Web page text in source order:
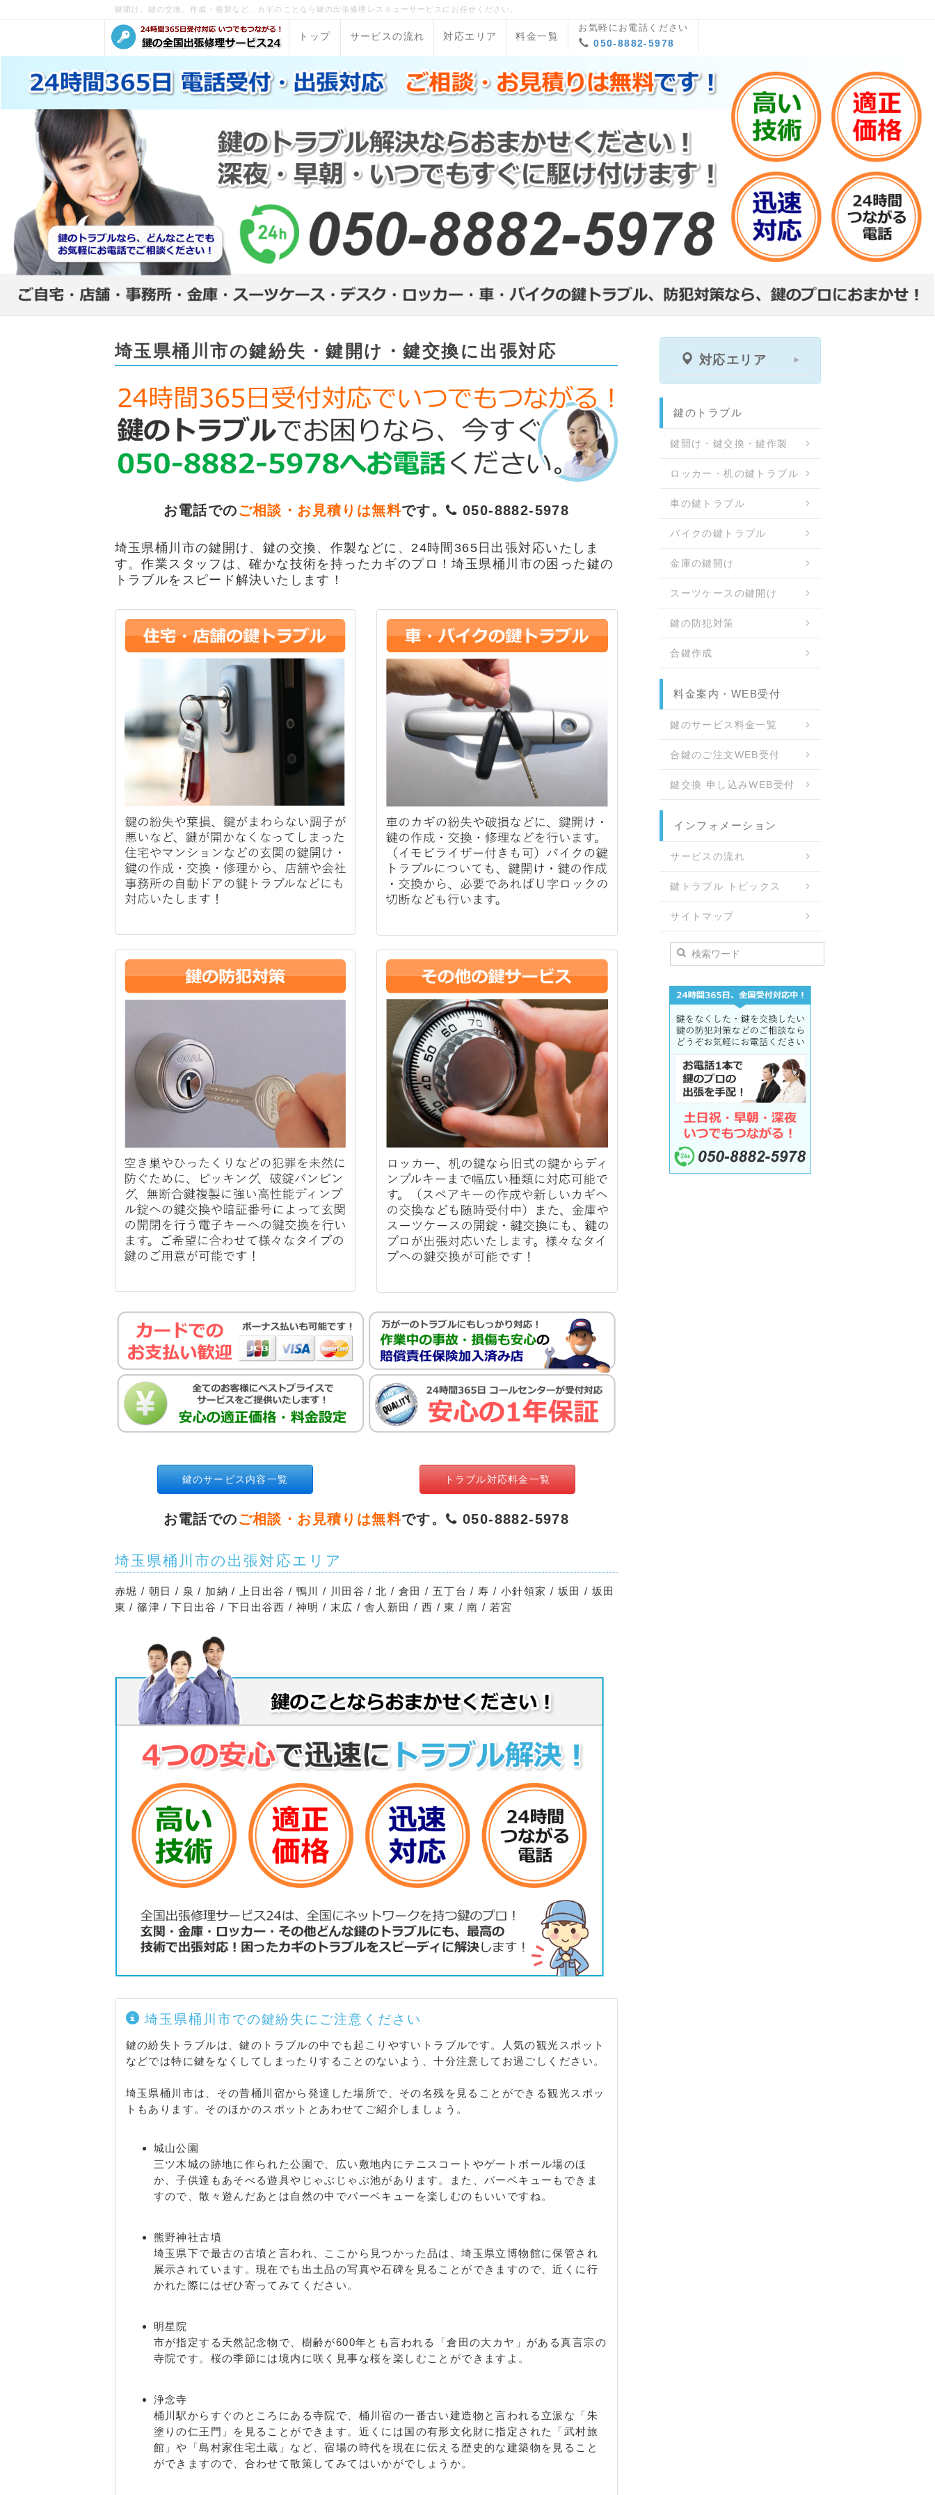
鍵開け、鍵の交換、作成・複製など、カギのことなら鍵の出張修理レスキューサービスにお任せください。
トップ サービスの流れ 対応エリア 料金一覧
お気軽にお電話ください
050-8882-5978
埼玉県桶川市の鍵紛失・鍵開け・鍵交換に出張対応
お電話でのご相談・お見積りは無料です。 050-8882-5978
埼玉県桶川市の鍵開け、鍵の交換、作製などに、24時間365日出張対応いたしま
す。作業スタッフは、確かな技術を持ったカギのプロ！埼玉県桶川市の困った鍵の
トラブルをスピード解決いたします！
鍵のサービス内容一覧 トラブル対応料金一覧
お電話でのご相談・お見積りは無料です。 050-8882-5978
埼玉県桶川市の出張対応エリア
赤堀 / 朝日 / 泉 / 加納 / 上日出谷 / 鴨川 / 川田谷 / 北 / 倉田 / 五丁台 / 寿 / 小針領家 / 坂田 / 坂田
東 / 篠津 / 下日出谷 / 下日出谷西 / 神明 / 末広 / 舎人新田 / 西 / 東 / 南 / 若宮
埼玉県桶川市での鍵紛失にご注意ください
鍵の紛失トラブルは、鍵のトラブルの中でも起こりやすいトラブルです。人気の観光スポット
などでは特に鍵をなくしてしまったりすることのないよう、十分注意してお過ごしください。
埼玉県桶川市は、その昔桶川宿から発達した場所で、その名残を見ることができる観光スポッ
トもあります。そのほかのスポットとあわせてご紹介しましょう。
城山公園
三ツ木城の跡地に作られた公園で、広い敷地内にテニスコートやゲートボール場のほ
か、子供達もあそべる遊具やじゃぶじゃぶ池があります。また、バーベキューもできま
すので、散々遊んだあとは自然の中でバーベキューを楽しむのもいいですね。
熊野神社古墳
埼玉県下で最古の古墳と言われ、ここから見つかった品は、埼玉県立博物館に保管され
展示されています。現在でも出土品の写真や石碑を見ることができますので、近くに行
かれた際にはぜひ寄ってみてください。
明星院
市が指定する天然記念物で、樹齢が600年とも言われる「倉田の大カヤ」がある真言宗の
寺院です。桜の季節には境内に咲く見事な桜を楽しむことができますよ。
浄念寺
桶川駅からすぐのところにある寺院で、桶川宿の一番古い建造物と言われる立派な「朱
塗りの仁王門」を見ることができます。近くには国の有形文化財に指定された「武村旅
館」や「島村家住宅土蔵」など、宿場の時代を現在に伝える歴史的な建築物を見ること
ができますので、合わせて散策してみてはいかがでしょうか。
対応エリア
鍵のトラブル
鍵開け・鍵交換・鍵作製
ロッカー・机の鍵トラブル
車の鍵トラブル
バイクの鍵トラブル
金庫の鍵開け
スーツケースの鍵開け
鍵の防犯対策
合鍵作成
料金案内・WEB受付
鍵のサービス料金一覧
合鍵のご注文WEB受付
鍵交換 申し込みWEB受付
インフォメーション
サービスの流れ
鍵トラブル トピックス
サイトマップ